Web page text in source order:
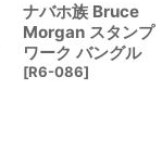
ナバホ族 Bruce
Morgan スタンプ
ワーク バングル
[R6-086]